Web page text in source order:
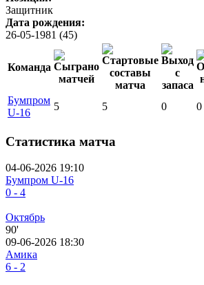
Защитник
Дата рождения:
26-05-1981 (45)
Команда
Бумпром
U-16
5 5 0 0
Статистика матча
04-06-2026 19:10
Бумпром U-16
0 - 4
Октябрь
90'
09-06-2026 18:30
Амика
6 - 2